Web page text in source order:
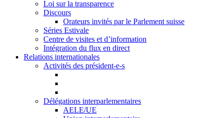
Loi sur la transparence
Discours
Orateurs invités par le Parlement suisse
Séries Estivale
Centre de visites et d’information
Intégration du flux en direct
Relations internationales
Activités des président-e-s
Délégations interparlementaires
AELE/UE